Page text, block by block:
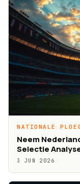
NATIONALE
Neem
Selectie
3 JUN 2026